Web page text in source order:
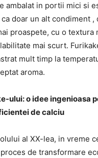
ambalat in portii mici si
doar un alt condiment ,
proaspete, cu o textura
mai scurt.
mult timp la
aroma.
ului: o idee ingenioasa
de calciu
al XX-lea, in vreme
de transformare